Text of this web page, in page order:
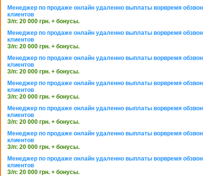
Менеджер по продаже онлайн удаленно выплаты ворвремя обзвон
клиентов
З/п: 20 000 грн. + бонусы.
Менеджер по продаже онлайн удаленно выплаты ворвремя обзвон
клиентов
З/п: 20 000 грн. + бонусы.
Менеджер по продаже онлайн удаленно выплаты ворвремя обзвон
клиентов
З/п: 20 000 грн. + бонусы.
Менеджер по продаже онлайн удаленно выплаты ворвремя обзвон
клиентов
З/п: 20 000 грн. + бонусы.
Менеджер по продаже онлайн удаленно выплаты ворвремя обзвон
клиентов
З/п: 20 000 грн. + бонусы.
Менеджер по продаже онлайн удаленно выплаты ворвремя обзвон
клиентов
З/п: 20 000 грн. + бонусы.
Менеджер по продаже онлайн удаленно выплаты ворвремя обзвон
клиентов
З/п: 20 000 грн. + бонусы.